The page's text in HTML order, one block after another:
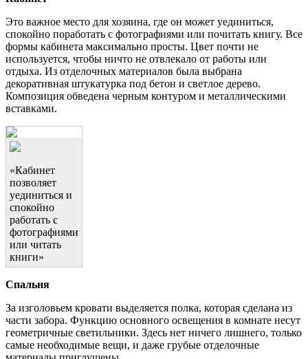
Это важное место для хозяина, где он может уединиться,
спокойно поработать с фотографиями или почитать книгу. Все
формы кабинета максимально просты. Цвет почти не
используется, чтобы ничто не отвлекало от работы или
отдыха. Из отделочных материалов была выбрана
декоративная штукатурка под бетон и светлое дерево.
Композиция обведена черным контуром и металлическими
вставками.
«Кабинет
позволяет
уединиться и
спокойно
работать с
фотографиями
или читать
книги»
Спальня
За изголовьем кровати выделяется полка, которая сделана из
части забора. Функцию основного освещения в комнате несут
геометричные светильники. Здесь нет ничего лишнего, только
самые необходимые вещи, и даже грубые отделочные